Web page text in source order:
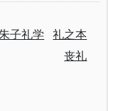
子礼学
礼之本
丧礼